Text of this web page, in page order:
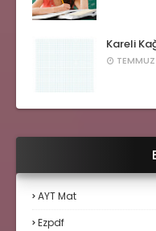
Kareli
AYT Mat
Ezpdf